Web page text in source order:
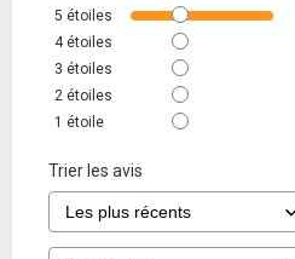
5 étoiles
4 étoiles
3 étoiles
2 étoiles
1 étoile
Trier les avis